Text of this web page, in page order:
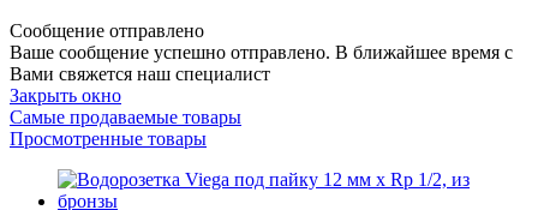
Сообщение отправлено
Ваше сообщение успешно отправлено. В ближайшее время с
Вами свяжется наш специалист
Закрыть окно
Самые продаваемые товары
Просмотренные товары